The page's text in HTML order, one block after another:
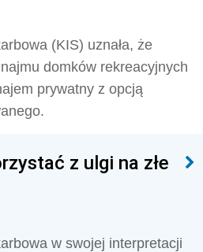
(KIS) uznała, że
domków rekreacyjnych
prywatny z opcją
z ulgi na złe
w swojej interpretacji